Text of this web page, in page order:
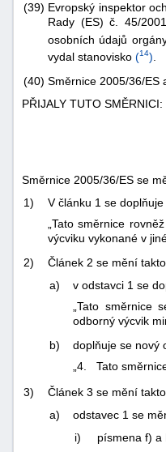
(39) Evropský inspektor
Rady (ES) č. 45/
osobních údajů
vydal stanovisko (14)
(40) Směrnice 2005/36/ES
PŘIJALY TUTO SMĚRNICI:
Směrnice 2005/36/ES se
1)
V článku 1 se
„Tato směrnice
výcviku vykonané v
2)
Článek 2 se mění
a)
v odstavci 1 se
„Tato směrnice
odborný výcvik
b)
doplňuje se nový
„4. Tato
3)
Článek 3 se mění
a)
odstavec 1 se
i)
písmena f) a